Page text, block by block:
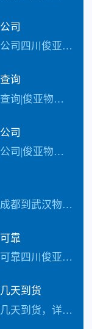
司
成都到资阳乐至物流专线公司四川俊亚物流主要线路：成都到资阳物流公司全境直达专线，天天发车24小时服务热线电话：（133-5002-3601）2-3天可以安全把货物送货到以下地址：雁江区、安岳县、乐至县致力于打造最优质的成都到资阳物流公司专线服务。 成都到资阳乐至物流专线公司具体操作流程： 服务项目：整车...…
询
成都到上海物流专线价格查询|俊亚物流公司主营线路：成都到上海物流公司地址电话|。每天发车，三到4天可以安全把货物送货到以下地址：上海、浦东新区，黄浦区，静安区，徐汇区，长宁区，普陀区，虹口区，杨浦区，闸北区，宝山区，闵行区，嘉定区，青浦区，松江区，奉贤区，金山区，和崇明县。承接:全国整车货物、零担货物、搬家、搬厂、大件...…
司
成都物流到乌鲁木齐专线公司|俊亚物流公司主营线路：成都到乌鲁木齐物流专线公司。每天发车，三到4天可以安全把货物送货到以下地址：成都到乌鲁木齐物流|成都到乌鲁木齐物流公司-详细能够抵达乌鲁木齐市、库尔勒市、吐鲁番市、克拉玛依市、阿勒泰市、五家渠…
四川俊亚物流主要线路：成都到武汉物流托运全境直达专线，天天发车24小时服务热线电话：（133-5002-3601）2-3天可以安全把货物送货到以下地址：武汉市、黄石市、十堰市、荆州市、宜昌市、襄樊市、鄂州市、荆门市、孝感市、黄冈市、咸宁市、随州市。 1个自治州：恩施土家族苗族自治州。 24个县级市：大冶市、丹江口市、洪...…
靠
成都到昆明物流公司安全可靠四川俊亚物流主要线路：成都到昆明物流全境直达专线，【简单快捷，专线直达，天天发车 】天天发车24小时服务热线电话：（133-5002-3601）2-3天可以安全把货物送货到以下地址：昆明、玉溪、曲靖、昭通、保山、丽江、临沧、普洱；18个县级市：大理市、楚雄市、安宁市、宣威市、澄江市、水富市、腾...…
天到货
​成都到襄阳物流专线公司几天到货，详细来电咨询133-5002-3601四川成都俊亚物流专线公司快运线路2-4天可以快速安全到达，我司还免费提供一下咨询：成都到襄阳货运多少钱一吨,几天到?成都到襄阳物流运费查询,报价表,成都俊亚物流每天发车,专线直达…